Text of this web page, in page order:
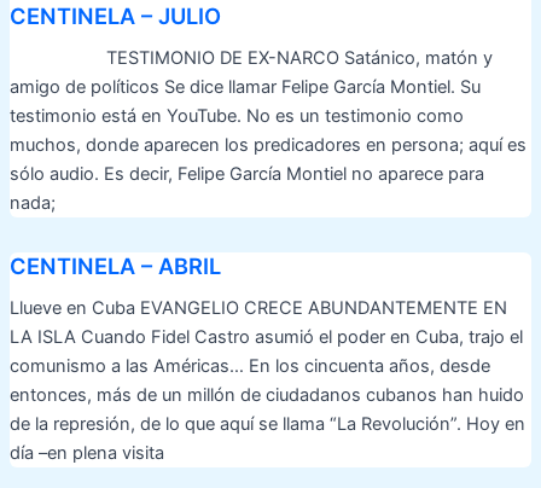
CENTINELA – JULIO
TESTIMONIO DE EX-NARCO Satánico, matón y
amigo de políticos Se dice llamar Felipe García Montiel. Su
testimonio está en YouTube. No es un testimonio como
muchos, donde aparecen los predicadores en persona; aquí es
sólo audio. Es decir, Felipe García Montiel no aparece para
nada;
CENTINELA – ABRIL
Llueve en Cuba EVANGELIO CRECE ABUNDANTEMENTE EN
LA ISLA Cuando Fidel Castro asumió el poder en Cuba, trajo el
comunismo a las Américas… En los cincuenta años, desde
entonces, más de un millón de ciudadanos cubanos han huido
de la represión, de lo que aquí se llama “La Revolución”. Hoy en
día –en plena visita